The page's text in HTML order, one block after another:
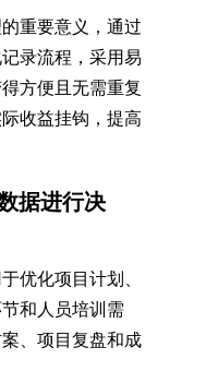
重要意义，通过
录流程，采用易
方便且无需重复
收益挂钩，提高
据进行决
优化项目计划、
和人员培训需
、项目复盘和成